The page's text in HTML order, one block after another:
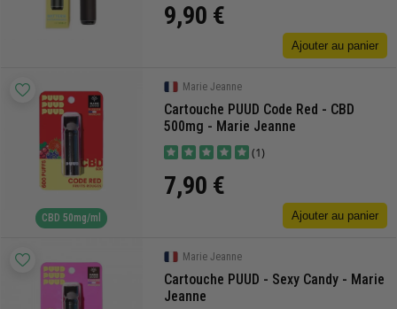
9,90 €
Ajouter au panier
CBD 50mg/ml
Marie Jeanne
Cartouche PUUD Code Red - CBD
500mg - Marie Jeanne
(1)
7,90 €
Ajouter au panier
Marie Jeanne
Cartouche PUUD - Sexy Candy - Marie
Jeanne